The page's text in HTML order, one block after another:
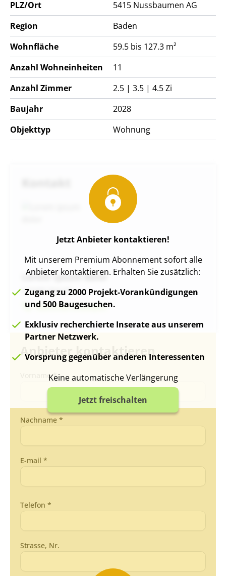
PLZ/Ort 5415 Nussbaumen AG
Region
Baden
Wohnfläche
59.5 bis 127.3 m²
Anzahl Wohneinheiten
11
Anzahl Zimmer
2.5 | 3.5 | 4.5 Zi
Baujahr
2028
Objekttyp
Wohnung
Lorem ipsum dolor
Lorem ipsum
Nummer Anzeigen
Jetzt Anbieter kontaktieren!
Mit unserem Premium Abonnement sofort alle
Anbieter kontaktieren. Erhalten Sie zusätzlich:
Zugang zu 2000 Projekt-Vorankündigungen
und 500 Baugesuchen.
Exklusiv recherchierte Inserate aus unserem
Partner Netzwerk.
Vorsprung gegenüber anderen Interessenten
Keine automatische Verlängerung
Jetzt freischalten
Anbieter kontaktieren
Vorname *
Nachname *
E-mail *
Telefon *
Strasse, Nr.